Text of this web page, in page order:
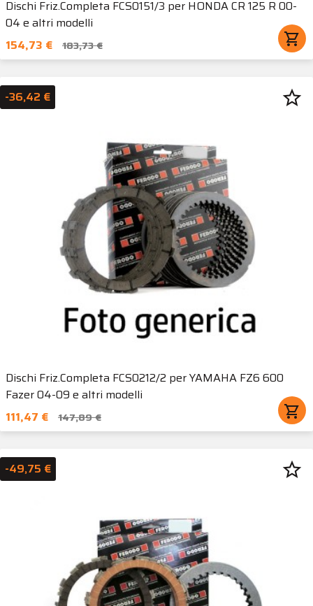
Dischi Friz.Completa FCS0151/3 per HONDA CR 125 R 00-
04 e altri modelli
154,73 €
183,73 € shopping_cart
Dischi Friz.Completa FCS0212/2 per YAMAHA FZ6 600
Fazer 04-09 e altri modelli
111,47 €
147,89 € shopping_cart
-36,42 € star_border
-49,75 € star_border